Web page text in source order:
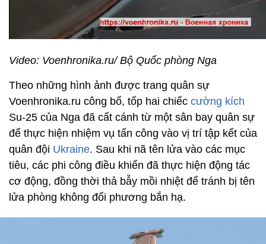
Video: Voenhronika.ru/ Bộ Quốc phòng Nga
Theo những hình ảnh được trang quân sự
Voenhronika.ru công bố, tốp hai chiếc cường kích
Su-25 của Nga đã cất cánh từ một sân bay quân sự
để thực hiện nhiệm vụ tấn công vào vị trí tập kết của
quân đội Ukraine. Sau khi nã tên lửa vào các mục
tiêu, các phi công điều khiển đã thực hiện động tác
cơ động, đồng thời thả bẫy mồi nhiệt để tránh bị tên
lửa phòng không đối phương bắn hạ.